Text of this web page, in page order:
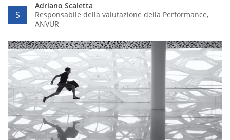
S
Adriano Scaletta
Responsabile della valutazione della Performance,
ANVUR